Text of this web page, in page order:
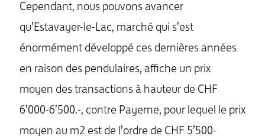
Cependant, nous pouvons avancer
qu’Estavayer-le-Lac, marché qui s’est
énormément développé ces dernières années
en raison des pendulaires, affiche un prix
moyen des transactions à hauteur de CHF
6’000-6’500.-, contre Payerne, pour lequel le prix
moyen au m2 est de l’ordre de CHF 5’500-